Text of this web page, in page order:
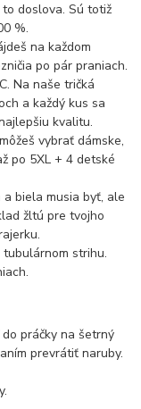
doslova. Sú totiž
%.
na každom
po pár praniach.
Na naše tričká
a každý kus sa
kvalitu.
vybrať dámske,
po 5XL + 4 detské
biela musia byť, ale
žltú pre tvojho
tubulárnom strihu.
práčky na šetrný
prevrátiť naruby.